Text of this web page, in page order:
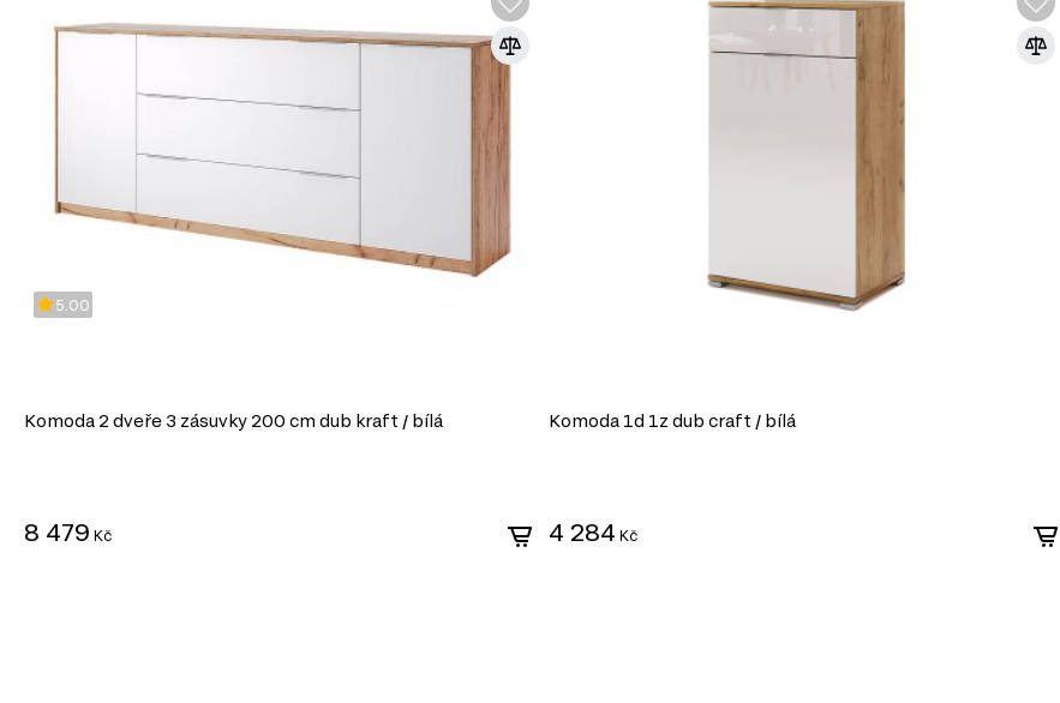
Univerzálnost. Moderní kousky snadno kombinujete s různými dekoracemi a styly, což vám umožní
vytvořit harmonický interiér.
Funkčnost. Moderní nábytek často nabízí inovativní řešení a multifunkční prvky, které šetří místo a
Trendy materiály. Využití kvalitních materiálů jako je sklo, kov nebo dřevo dodává nábytku na
Pokud hledáte způsob, jak oživit svůj domov, moderní styl je ideální volbou.
doplňky, což podtrhne jeho jedinečnost a vytvoří příjemnou atmosféru.
Nezapomeňte také na doplňky, jako jsou minimalistické lampy nebo umělecké obrazy,
které dokonale doplní celkový dojem. Vybírejte s rozmyslem a užijte si krásu
moderního designu ve vašem domově!
5.00
Komoda 2 dveře 3 zásuvky 200 cm dub kraft / bílá
8 479 Kč
Komoda 1d 1z dub craft / bílá
4 284 Kč